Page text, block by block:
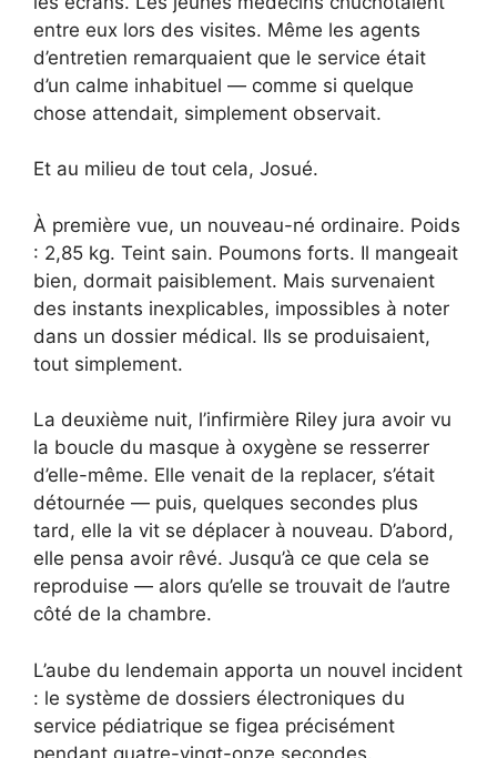
entre eux lors des visites. Même les agents
d’entretien remarquaient que le service était
d’un calme inhabituel — comme si quelque
chose attendait, simplement observait.
Et au milieu de tout cela, Josué.
À première vue, un nouveau-né ordinaire. Poids
: 2,85 kg. Teint sain. Poumons forts. Il mangeait
bien, dormait paisiblement. Mais survenaient
des instants inexplicables, impossibles à noter
dans un dossier médical. Ils se produisaient,
tout simplement.
La deuxième nuit, l’infirmière Riley jura avoir vu
la boucle du masque à oxygène se resserrer
d’elle-même. Elle venait de la replacer, s’était
détournée — puis, quelques secondes plus
tard, elle la vit se déplacer à nouveau. D’abord,
elle pensa avoir rêvé. Jusqu’à ce que cela se
reproduise — alors qu’elle se trouvait de l’autre
côté de la chambre.
L’aube du lendemain apporta un nouvel incident
: le système de dossiers électroniques du
service pédiatrique se figea précisément
pendant quatre-vingt-onze secondes.